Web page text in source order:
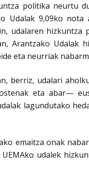
politika neurtu
Udalak 9,09ko
udalaren
Arantzako
eta neurriak
berriz, udalari
eta abar—
lagundutako
emaitza onak
udalek